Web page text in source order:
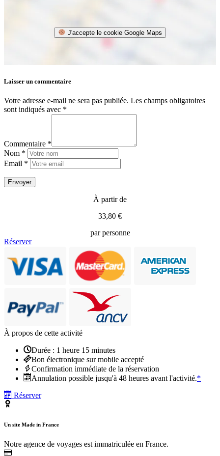
J'accepte le cookie Google Maps
Laisser un commentaire
Votre adresse e-mail ne sera pas publiée. Les champs obligatoires
sont indiqués avec *
Commentaire *
Nom *
Email *
À partir de
33,80 €
par personne
Réserver
À propos de cette activité
Durée : 1 heure 15 minutes
Bon électronique sur mobile accepté
Confirmation immédiate de la réservation
Annulation possible jusqu'à 48 heures avant l'activité.*
Réserver
Un site Made in France
Notre agence de voyages est immatriculée en France.